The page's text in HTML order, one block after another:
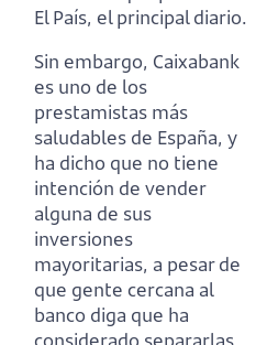
El País, el principal diario.
Sin embargo, Caixabank
es uno de los
prestamistas más
saludables de España, y
ha dicho que no tiene
intención de vender
alguna de sus
inversiones
mayoritarias, a pesar de
que gente cercana al
banco diga que ha
considerado separarlas